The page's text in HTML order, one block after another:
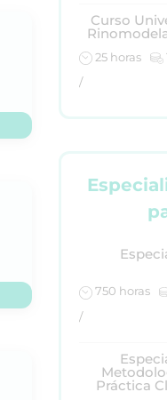
Curso
25 horas
/
750 horas
/
Práctica